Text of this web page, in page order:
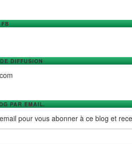
FB
DIFFUSION
PAR EMAIL.
pour vous abonner à ce blog et